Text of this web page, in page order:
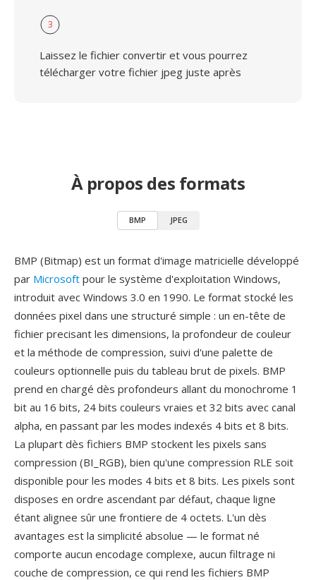
3
Laissez le fichier convertir et vous pourrez
télécharger votre fichier jpeg juste après
À propos des formats
BMP JPEG
BMP (Bitmap) est un format d'image matricielle développé
par Microsoft pour le système d'exploitation Windows,
introduit avec Windows 3.0 en 1990. Le format stocké les
données pixel dans une structuré simple : un en-tête de
fichier precisant les dimensions, la profondeur de couleur
et la méthode de compression, suivi d'une palette de
couleurs optionnelle puis du tableau brut de pixels. BMP
prend en chargé dès profondeurs allant du monochrome 1
bit au 16 bits, 24 bits couleurs vraies et 32 bits avec canal
alpha, en passant par les modes indexés 4 bits et 8 bits.
La plupart dès fichiers BMP stockent les pixels sans
compression (BI_RGB), bien qu'une compression RLE soit
disponible pour les modes 4 bits et 8 bits. Les pixels sont
disposes en ordre ascendant par défaut, chaque ligne
étant alignee sûr une frontiere de 4 octets. L'un dès
avantages est la simplicité absolue — le format né
comporte aucun encodage complexe, aucun filtrage ni
couche de compression, ce qui rend les fichiers BMP